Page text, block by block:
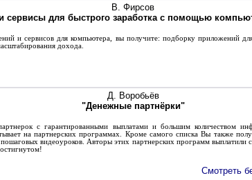
В. Фирсов
сервисы для быстрого заработка с помощью
и сервисов для компьютера, вы получите: подборку приложений
дохода.
Д. Воробьёв
"Денежные партнёрки"
с гарантированными выплатами и большим количеством
на партнерских программах. Кроме самого списка Вы также
видеоуроков. Авторы этих партнерских программ
Смотреть